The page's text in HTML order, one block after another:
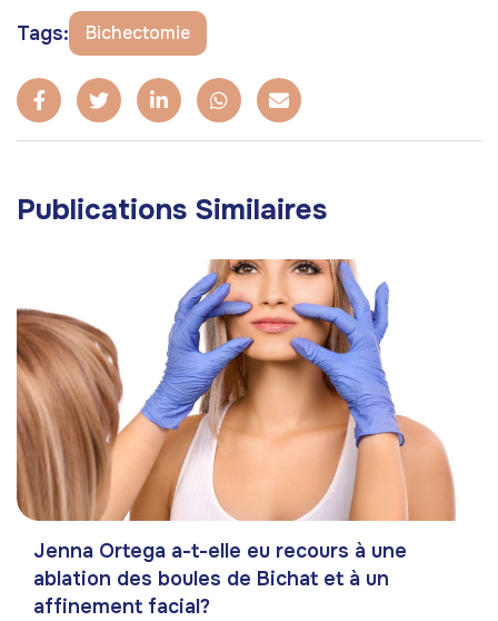
Tags: Bichectomie
Publications Similaires
Jenna Ortega a-t-elle eu recours à une
ablation des boules de Bichat et à un
affinement facial?